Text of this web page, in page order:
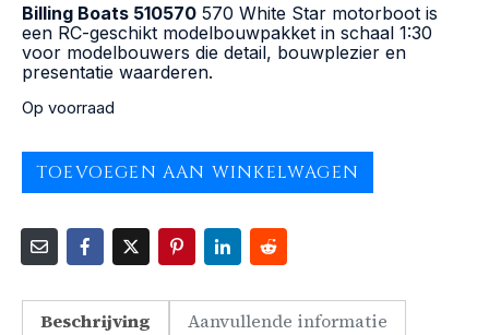
Billing Boats 510570 570 White Star motorboot is
een RC-geschikt modelbouwpakket in schaal 1:30
voor modelbouwers die detail, bouwplezier en
presentatie waarderen.
Op voorraad
TOEVOEGEN AAN WINKELWAGEN
Beschrijving Aanvullende informatie